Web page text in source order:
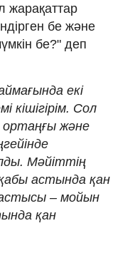
жарақаттар
бе және
бе?" деп
екі
кішігірім. Сол
және
Мәйіттің
қабы астында қан
– мойын
қан